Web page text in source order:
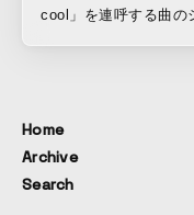
cool」を連呼する曲の
Home
Archive
Search